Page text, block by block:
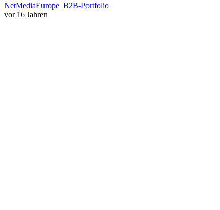
NetMediaEurope_B2B-Portfolio
vor 16 Jahren